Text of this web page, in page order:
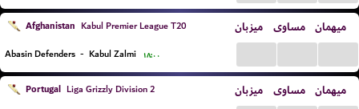
Afghanistan Kabul Premier League T20 میزبان مساوی میهمان
Abasin Defenders - Kabul Zalmi ۱۸:۰۰
Portugal Liga Grizzly Division 2 میزبان مساوی میهمان